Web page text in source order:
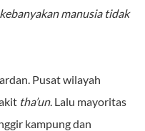
manusia tidak
Pusat wilayah
tha’un. Lalu mayoritas
kampung dan